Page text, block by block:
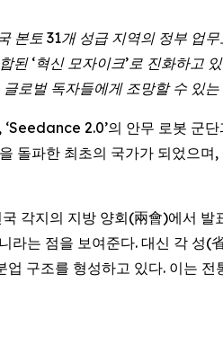
본토 31개 성급 지역의 정부 업
된‘혁신 모자이크’로 진화하고
글로벌 독자들에게 조망할 수 있는
2.0’의 안무 로봇 군
돌파한 최초의 국가가 되었으며
각지의 지방 양회(兩會)에서 발
는 점을 보여준다. 대신 각 성(
업 구조를 형성하고 있다. 이는